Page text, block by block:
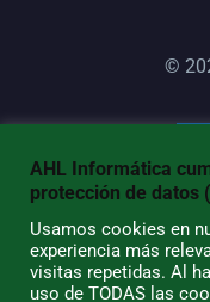
©
AHL Informática
protección de datos
Usamos cookies en
experiencia más
visitas repetidas. Al
uso de TODAS las